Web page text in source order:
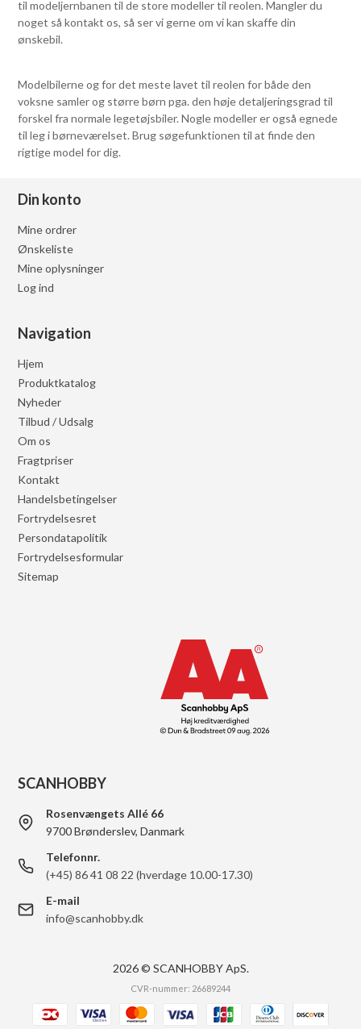
til modeljernbanen til de store modeller til reolen. Mangler du
noget så kontakt os, så ser vi gerne om vi kan skaffe din
ønskebil.
Modelbilerne og for det meste lavet til reolen for både den
voksne samler og større børn pga. den høje detaljeringsgrad til
forskel fra normale legetøjsbiler. Nogle modeller er også egnede
til leg i børneværelset. Brug søgefunktionen til at finde den
rigtige model for dig.
Din konto
Mine ordrer
Ønskeliste
Mine oplysninger
Log ind
Navigation
Hjem
Produktkatalog
Nyheder
Tilbud / Udsalg
Om os
Fragtpriser
Kontakt
Handelsbetingelser
Fortrydelsesret
Persondatapolitik
Fortrydelsesformular
Sitemap
SCANHOBBY
Rosenvængets Allé 66
9700 Brønderslev, Danmark
Telefonnr.
(+45) 86 41 08 22 (hverdage 10.00-17.30)
E-mail
info@scanhobby.dk
2026 © SCANHOBBY ApS.
CVR-nummer: 26689244